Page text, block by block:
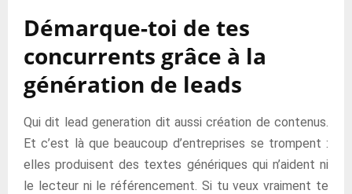
Démarque-toi de tes
concurrents grâce à la
génération de leads
Qui dit lead generation dit aussi création de contenus.
Et c’est là que beaucoup d’entreprises se trompent :
elles produisent des textes génériques qui n’aident ni
le lecteur ni le référencement. Si tu veux vraiment te